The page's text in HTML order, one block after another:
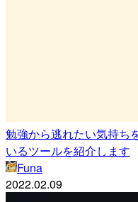
勉強から逃れたい気持ち
いるツールを紹介します
Funa
2022.02.09